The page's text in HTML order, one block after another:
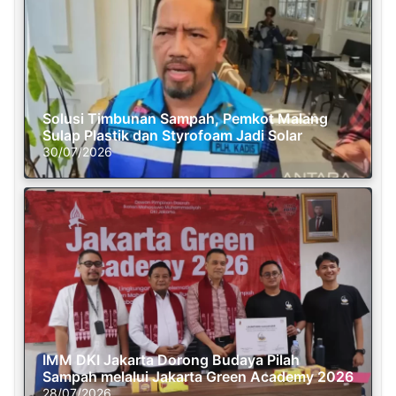
Solusi Timbunan Sampah, Pemkot Malang
Sulap Plastik dan Styrofoam Jadi Solar
30/07/2026
IMM DKI Jakarta Dorong Budaya Pilah
Sampah melalui Jakarta Green Academy 2026